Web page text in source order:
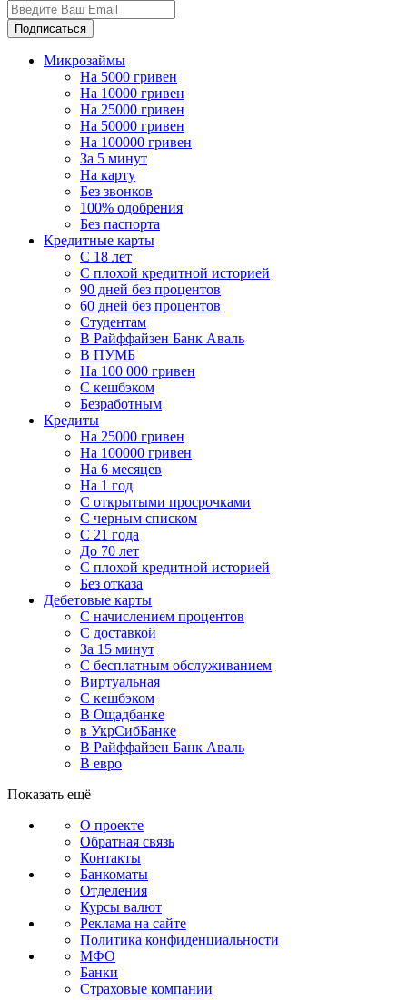
Подписаться
Микрозаймы
На 5000 гривен
На 10000 гривен
На 25000 гривен
На 50000 гривен
На 100000 гривен
За 5 минут
На карту
Без звонков
100% одобрения
Без паспорта
Кредитные карты
C 18 лет
С плохой кредитной историей
90 дней без процентов
60 дней без процентов
Студентам
В Райффайзен Банк Аваль
В ПУМБ
На 100 000 гривен
С кешбэком
Безработным
Кредиты
На 25000 гривен
На 100000 гривен
На 6 месяцев
На 1 год
С открытыми просрочками
С черным списком
С 21 года
До 70 лет
С плохой кредитной историей
Без отказа
Дебетовые карты
С начислением процентов
С доставкой
За 15 минут
С бесплатным обслуживанием
Виртуальная
С кешбэком
В Ощадбанке
в УкрСибБанке
В Райффайзен Банк Аваль
В евро
Показать ещё
О проекте
Обратная связь
Контакты
Банкоматы
Отделения
Курсы валют
Реклама на сайте
Политика конфиденциальности
МФО
Банки
Страховые компании